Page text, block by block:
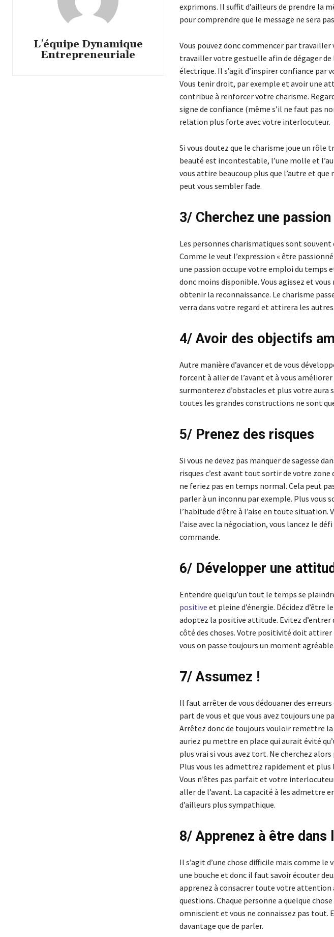
L'équipe Dynamique
Entrepreneuriale
exprimons. Il suffit d’ailleurs de prendre la
pour comprendre que le message ne sera
Vous pouvez donc commencer par
travailler votre gestuelle afin de dégager de
électrique. Il s’agit d’inspirer confiance
Vous tenir droit, par exemple et avoir une
contribue à renforcer votre charisme.
signe de confiance (même s’il ne faut pas
relation plus forte avec votre interlocuteur.
Si vous doutez que le charisme joue un
beauté est incontestable, l’une molle et
vous attire beaucoup plus que l’autre et
peut vous sembler fade.
3/ Cherchez une passion
Les personnes charismatiques sont
Comme le veut l’expression « être
une passion occupe votre emploi du temps
donc moins disponible. Vous agissez et
obtenir la reconnaissance. Le charisme
verra dans votre regard et attirera les autres.
4/ Avoir des objectifs
Autre manière d’avancer et de vous
forcent à aller de l’avant et à vous
surmonterez d’obstacles et plus votre aura
toutes les grandes constructions ne sont
5/ Prenez des risques
Si vous ne devez pas manquer de sagesse
risques c’est avant tout sortir de votre zone
ne feriez pas en temps normal. Cela peut
parler à un inconnu par exemple. Plus vous
l’habitude d’être à l’aise en toute situation.
l’aise avec la négociation, vous lancez le
commande.
6/ Développer une
Entendre quelqu’un tout le temps se
positive et pleine d’énergie. Décidez d’être
adoptez la positive attitude. Evitez
côté des choses. Votre positivité doit attirer
vous on passe toujours un moment agréable.
7/ Assumez !
Il faut arrêter de vous dédouaner des
part de vous et que vous avez toujours une
Arrêtez donc de toujours vouloir remettre la
auriez pu mettre en place qui aurait évité
plus vrai si vous avez tort. Ne cherchez
Plus vous les admettrez rapidement et
Vous n’êtes pas parfait et votre
aller de l’avant. La capacité à les admettre
d’ailleurs plus sympathique.
8/ Apprenez à être dans
Il s’agit d’une chose difficile mais comme
une bouche et donc il faut savoir écouter
apprenez à consacrer toute votre
questions. Chaque personne a quelque
omniscient et vous ne connaissez pas tout.
davantage que de parler.